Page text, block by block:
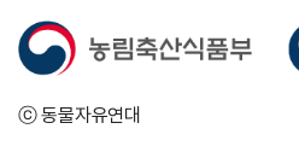
ⓒ 동물자유연대